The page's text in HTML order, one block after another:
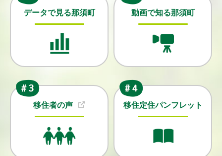
データで見る那須町 動画で知る那須町
移住者の声 移住定住パンフレット